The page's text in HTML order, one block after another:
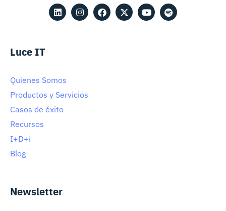
Luce IT
Quienes Somos
Productos y Servicios
Casos de éxito
Recursos
I+D+i
Blog
Newsletter